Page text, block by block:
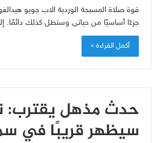
قوة صلاة المسبحة الوردية الاب جويو
جزءًا أساسيًا من حياتي وستظل كذلك
أكمل القراءة »
حدث مذهل يقترب:
سيظهر قريبًا في